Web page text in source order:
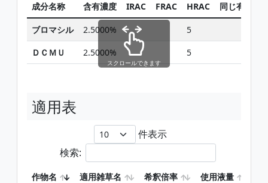
成分名称 含有濃度 IRAC FRAC HRAC 同じ有効成
ブロマシル 2.5000% 5
ＤＣＭＵ
2.5000% 5
スクロールできます
適用表
件表示
検索:
作物名 適用雑草名 希釈倍率 使用液量